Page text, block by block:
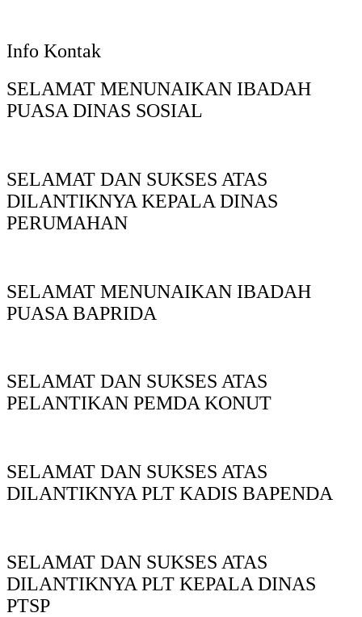
Info Kontak
SELAMAT MENUNAIKAN IBADAH
PUASA DINAS SOSIAL
SELAMAT DAN SUKSES ATAS
DILANTIKNYA KEPALA DINAS
PERUMAHAN
SELAMAT MENUNAIKAN IBADAH
PUASA BAPRIDA
SELAMAT DAN SUKSES ATAS
PELANTIKAN PEMDA KONUT
SELAMAT DAN SUKSES ATAS
DILANTIKNYA PLT KADIS BAPENDA
SELAMAT DAN SUKSES ATAS
DILANTIKNYA PLT KEPALA DINAS
PTSP